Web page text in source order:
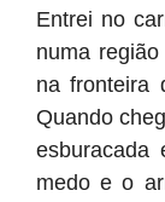
Entrei no
numa
na fronteira
Quando
medo e o